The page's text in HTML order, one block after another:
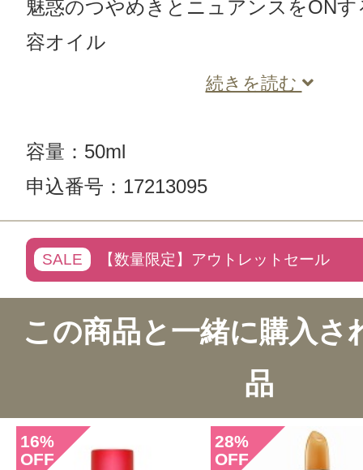
魅惑のつやめきとニュアンスをON
容オイル
続きを読む
容量：50ml
申込番号：17213095
この商品のクチコミ
1件のレビュー
総合評価：
5点
みい 様／50代後半
SALE 【数量限定】アウトレットセール
この商品と一緒に購入さ
品
16%
OFF
28%
OFF